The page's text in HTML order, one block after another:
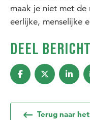
maak je niet met de
eerlijke, menselijke
DEEL BERICHT
Terug naar